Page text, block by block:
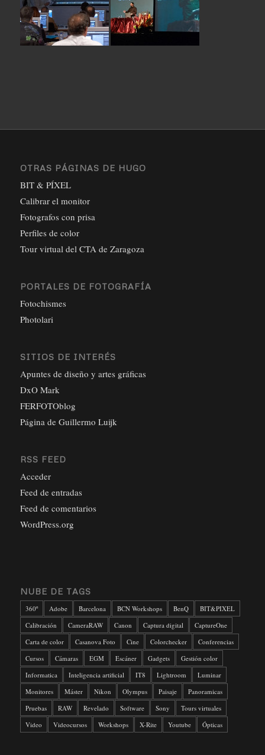
OTRAS PÁGINAS DE HUGO
BIT & PÍXEL
Calibrar el monitor
Fotografos con prisa
Perfiles de color
Tour virtual del CTA de Zaragoza
PORTALES DE FOTOGRAFÍA
Fotochismes
Photolari
SITIOS DE INTERÉS
Apuntes de diseño y artes gráficas
DxO Mark
FERFOTOblog
Página de Guillermo Luijk
RSS FEED
Acceder
Feed de entradas
Feed de comentarios
WordPress.org
NUBE DE TAGS
360º Adobe Barcelona BCN Workshops BenQ
BIT&PIXEL
Calibración
CameraRAW Canon Captura digital
CaptureOne
Carta de color
Casanova Foto Cine Colorchecker
Conferencias
Cursos
Cámaras EGM Escáner Gadgets
Gestión color
Informatica
Inteligencia artificial IT8 Lightroom
Luminar
Monitores
Máster Nikon Olympus Paisaje
Panoramicas
Pruebas
RAW Revelado Software Sony
Tours virtuales
Video
Videocursos Workshops X-Rite Youtube Ópticas